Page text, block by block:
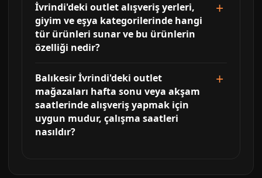
İvrindi'deki outlet alışveriş yerleri,
giyim ve eşya kategorilerinde hangi
tür ürünleri sunar ve bu ürünlerin
özelliği nedir?
Balıkesir İvrindi'deki outlet
mağazaları hafta sonu veya akşam
saatlerinde alışveriş yapmak için
uygun mudur, çalışma saatleri
nasıldır?